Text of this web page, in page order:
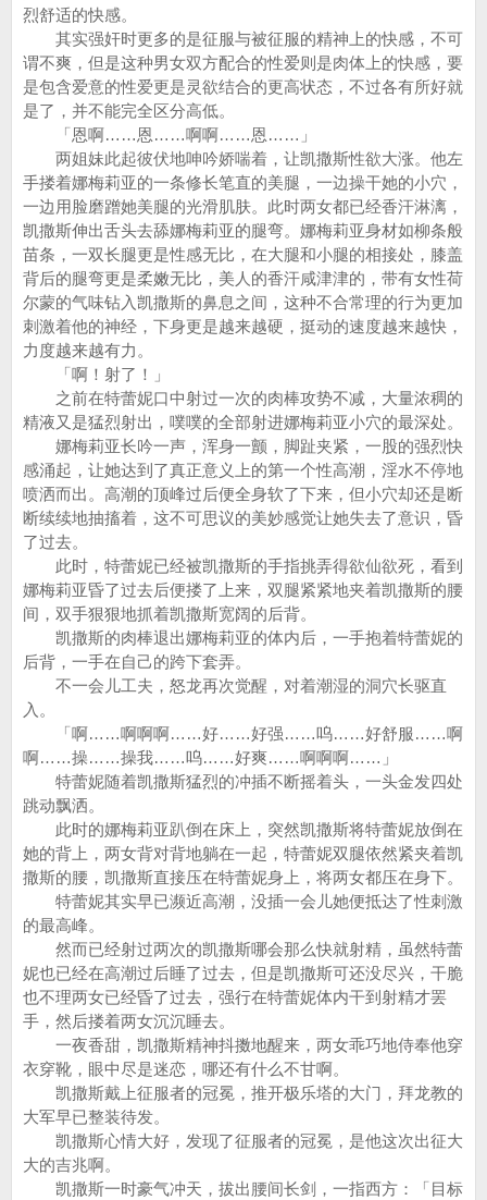
烈舒适的快感。
其实强奸时更多的是征服与被征服的精神上的快感，不可
谓不爽，但是这种男女双方配合的性爱则是肉体上的快感，要
是包含爱意的性爱更是灵欲结合的更高状态，不过各有所好就
是了，并不能完全区分高低。
「恩啊……恩……啊啊……恩……」
两姐妹此起彼伏地呻吟娇喘着，让凯撒斯性欲大涨。他左
手搂着娜梅莉亚的一条修长笔直的美腿，一边操干她的小穴，
一边用脸磨蹭她美腿的光滑肌肤。此时两女都已经香汗淋漓，
凯撒斯伸出舌头去舔娜梅莉亚的腿弯。娜梅莉亚身材如柳条般
苗条，一双长腿更是性感无比，在大腿和小腿的相接处，膝盖
背后的腿弯更是柔嫩无比，美人的香汗咸津津的，带有女性荷
尔蒙的气味钻入凯撒斯的鼻息之间，这种不合常理的行为更加
刺激着他的神经，下身更是越来越硬，挺动的速度越来越快，
力度越来越有力。
「啊！射了！」
之前在特蕾妮口中射过一次的肉棒攻势不减，大量浓稠的
精液又是猛烈射出，噗噗的全部射进娜梅莉亚小穴的最深处。
娜梅莉亚长吟一声，浑身一颤，脚趾夹紧，一股的强烈快
感涌起，让她达到了真正意义上的第一个性高潮，淫水不停地
喷洒而出。高潮的顶峰过后便全身软了下来，但小穴却还是断
断续续地抽搐着，这不可思议的美妙感觉让她失去了意识，昏
了过去。
此时，特蕾妮已经被凯撒斯的手指挑弄得欲仙欲死，看到
娜梅莉亚昏了过去后便搂了上来，双腿紧紧地夹着凯撒斯的腰
间，双手狠狠地抓着凯撒斯宽阔的后背。
凯撒斯的肉棒退出娜梅莉亚的体内后，一手抱着特蕾妮的
后背，一手在自己的跨下套弄。
不一会儿工夫，怒龙再次觉醒，对着潮湿的洞穴长驱直
入。
「啊……啊啊啊……好……好强……呜……好舒服……啊
啊……操……操我……呜……好爽……啊啊啊……」
特蕾妮随着凯撒斯猛烈的冲插不断摇着头，一头金发四处
跳动飘洒。
此时的娜梅莉亚趴倒在床上，突然凯撒斯将特蕾妮放倒在
她的背上，两女背对背地躺在一起，特蕾妮双腿依然紧夹着凯
撒斯的腰，凯撒斯直接压在特蕾妮身上，将两女都压在身下。
特蕾妮其实早已濒近高潮，没插一会儿她便抵达了性刺激
的最高峰。
然而已经射过两次的凯撒斯哪会那么快就射精，虽然特蕾
妮也已经在高潮过后睡了过去，但是凯撒斯可还没尽兴，干脆
也不理两女已经昏了过去，强行在特蕾妮体内干到射精才罢
手，然后搂着两女沉沉睡去。
一夜香甜，凯撒斯精神抖擞地醒来，两女乖巧地侍奉他穿
衣穿靴，眼中尽是迷恋，哪还有什么不甘啊。
凯撒斯戴上征服者的冠冕，推开极乐塔的大门，拜龙教的
大军早已整装待发。
凯撒斯心情大好，发现了征服者的冠冕，是他这次出征大
大的吉兆啊。
凯撒斯一时豪气冲天，拔出腰间长剑，一指西方：「目标